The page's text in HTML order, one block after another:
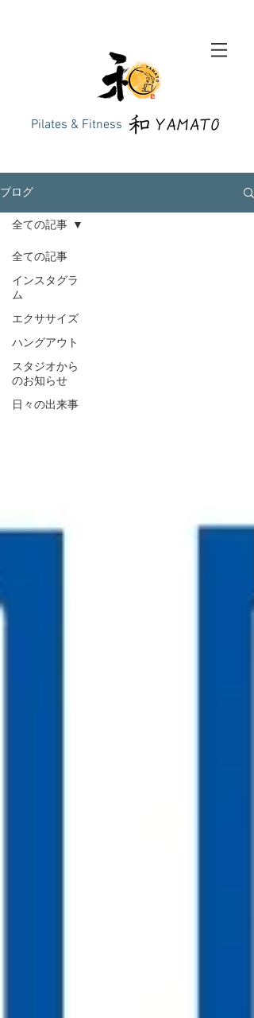
Pilates & Fitness
ブログ
全ての記事
インスタグラ
ム
エクササイズ
ハングアウト
スタジオから
のお知らせ
日々の出来事
全ての記事